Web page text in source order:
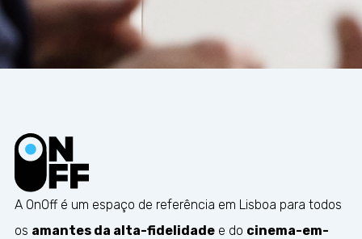
A OnOff é um espaço de referência em Lisboa para todos
os amantes da alta-fidelidadee do cinema-em-